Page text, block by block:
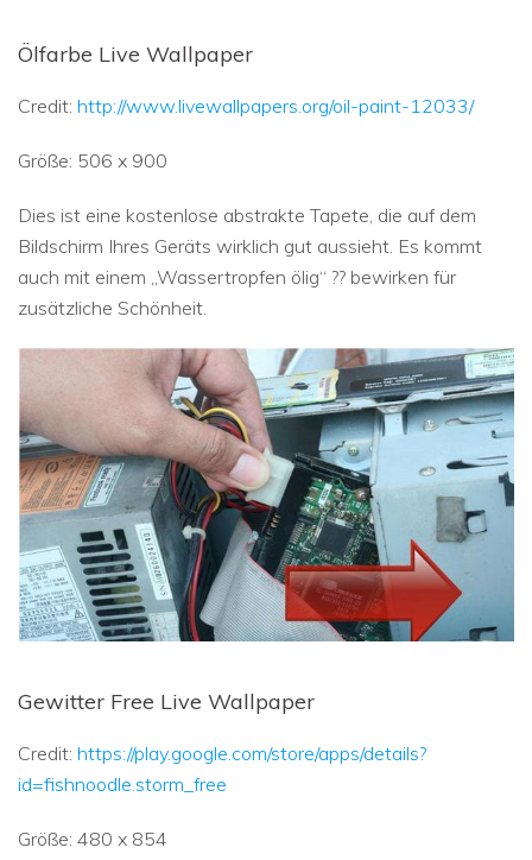
Ölfarbe Live Wallpaper
Credit: http://www.livewallpapers.org/oil-paint-12033/
Größe: 506 x 900
Dies ist eine kostenlose abstrakte Tapete, die auf dem
Bildschirm Ihres Geräts wirklich gut aussieht. Es kommt
auch mit einem „Wassertropfen ölig“ ?? bewirken für
zusätzliche Schönheit.
Gewitter Free Live Wallpaper
Credit: https://play.google.com/store/apps/details?
id=fishnoodle.storm_free
Größe: 480 x 854